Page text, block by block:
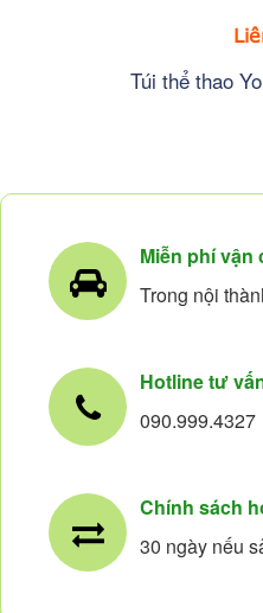
Túi thể thao
Miễn phí vận
Trong nội
Hotline tư
090.999.4327
Chính sách
30 ngày nếu